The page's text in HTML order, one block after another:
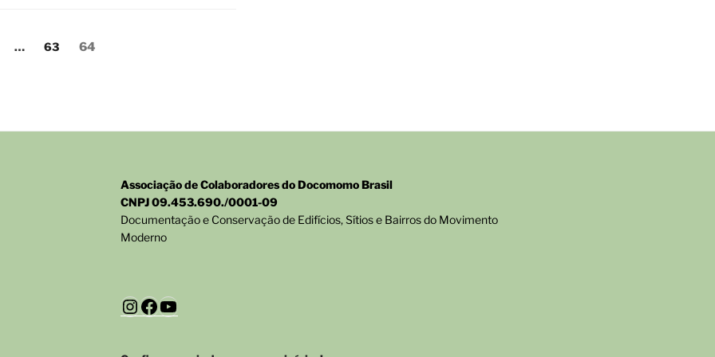
… Página
63 Página
64
Associação de Colaboradores do Docomomo Brasil
CNPJ 09.453.690./0001-09
Documentação e Conservação de Edifícios, Sítios e Bairros do Movimento
Moderno
Instagram
Facebook
YouTube